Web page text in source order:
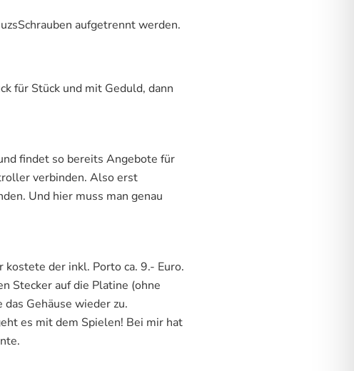
aufgetrennt werden.
für Stück und mit Geduld, dann
findet so bereits Angebote für
verbinden. Also erst
Und hier muss man genau
der inkl. Porto ca. 9.- Euro.
Stecker auf die Platine (ohne
Gehäuse wieder zu.
es mit dem Spielen! Bei mir hat